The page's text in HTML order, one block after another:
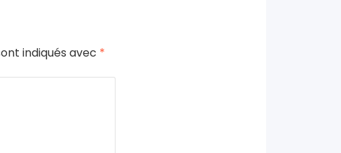
indiqués avec *